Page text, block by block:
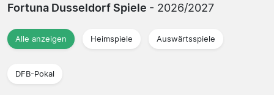
Fortuna Dusseldorf Spiele - 2026/2027
Alle anzeigen Heimspiele Auswärtsspiele
DFB-Pokal